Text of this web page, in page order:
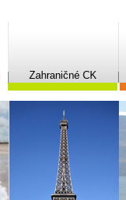
Zahraničné CK